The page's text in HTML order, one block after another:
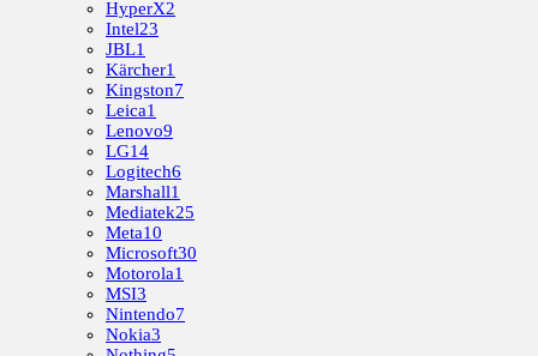
HyperX2
Intel23
JBL1
Kärcher1
Kingston7
Leica1
Lenovo9
LG14
Logitech6
Marshall1
Mediatek25
Meta10
Microsoft30
Motorola1
MSI3
Nintendo7
Nokia3